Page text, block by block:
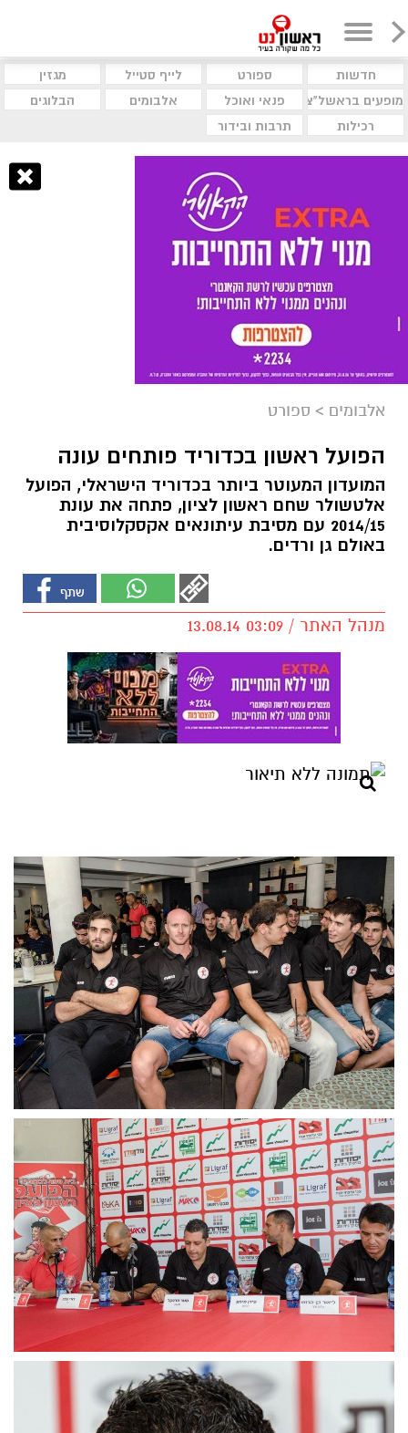
חדשות ספורט לייף סטייל
מגזין
מופעים בראשל"צ
פנאי ואוכל אלבומים
הבלוגים
רכילות
תרבות ובידור
אלבומים > ספורט
הפועל ראשון בכדוריד פותחים עונה
המועדון המעוטר ביותר בכדוריד הישראלי, הפועל
אלטשולר שחם ראשון לציון, פתחה את עונת
2014/15 עם מסיבת עיתונאים אקסקלוסיבית
באולם גן ורדים.
מנהל האתר / 03:09 13.08.14